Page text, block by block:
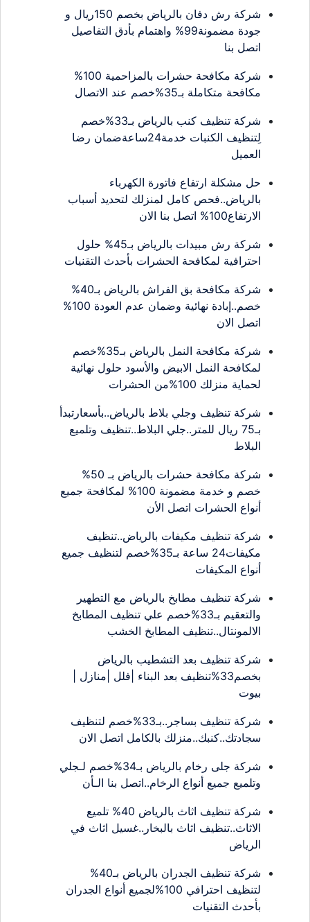
شركة رش دفان بالرياض بخصم 150ريال و
جودة مضمونة99% واهتمام بأدق التفاصيل
اتصل بنا
شركة مكافحة حشرات بالمزاحمية 100%
مكافحة متكاملة بـ35%خصم عند الاتصال
شركة تنظيف كنب بالرياض بـ33%خصم
لِتنظيف الكنبات خدمة24ساعةضمان رضا
العميل
حل مشكلة ارتفاع فاتورة الكهرباء
بالرياض..فحص كامل لمنزلك لتحديد أسباب
الارتفاع100% اتصل بنا الان
شركة رش مبيدات بالرياض بـ45% حلول
احترافية لمكافحة الحشرات بأحدث التقنيات
شركة مكافحة بق الفراش بالرياض بـ40%
خصم..إبادة نهائية وضمان عدم العودة 100%
اتصل الان
شركة مكافحة النمل بالرياض بـ35%خصم
لمكافحة النمل الابيض والأسود حلول نهائية
لحماية منزلك 100%من الحشرات
شركة تنظيف وجلي بلاط بالرياض..بأسعارتبدأ
بـ75 ريال للمتر..جلي البلاط..تنظيف وتلميع
البلاط
شركة مكافحة حشرات بالرياض بـ 50%
خصم و خدمة مضمونة 100% لمكافحة جميع
أنواع الحشرات اتصل الأن
شركة تنظيف مكيفات بالرياض..تنظيف
مكيفات24 ساعة بـ35%خصم لتنظيف جميع
أنواع المكيفات
شركة تنظيف مطابخ بالرياض مع التطهير
والتعقيم بـ33%خصم علي تنظيف المطابخ
الالمونتال..تنظيف المطابخ الخشب
شركة تنظيف بعد التشطيب بالرياض
بخصم33%تنظيف بعد البناء |فلل |منازل |
بيوت
شركة تنظيف بساجر..بـ33%خصم لتنظيف
سجادتك..كنبك..منزلك بالكامل اتصل الان
شركة جلى رخام بالرياض بـ34%خصم لـجلي
وتلميع جميع أنواع الرخام..اتصل بنا الـأن
شركة تنظيف اثاث بالرياض 40% تلميع
الاثاث..تنظيف اثاث بالبخار..غسيل اثاث في
الرياض
شركة تنظيف الجدران بالرياض بـ40%
لتنظيف احترافي 100%لجميع أنواع الجدران
بأحدث التقنيات